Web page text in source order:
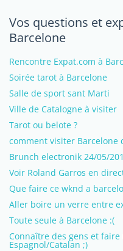
Vos questions et
Barcelone
Rencontre Expat.com à
Soirée tarot à Barcelone
Salle de sport sant Marti
Ville de Catalogne à visiter
Tarot ou belote ?
comment visiter Barcelone
Brunch electronik 24/05/
Voir Roland Garros en
Que faire ce wknd a
Aller boire un verre entre
Toute seule à Barcelone :(
Connaître des gens et faire
Espagnol/Catalan ;)